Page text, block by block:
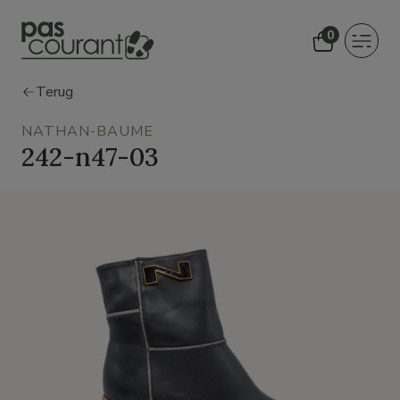
0
Toggle
Terug
NATHAN-BAUME
242-n47-03